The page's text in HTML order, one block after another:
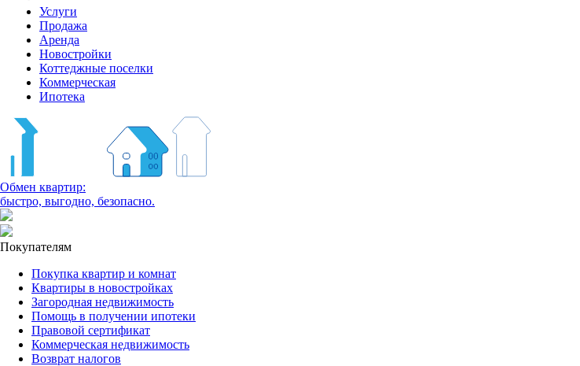
Услуги
Продажа
Аренда
Новостройки
Коттеджные поселки
Коммерческая
Ипотека
Обмен квартир:
быстро, выгодно, безопасно.
Покупателям
Покупка квартир и комнат
Квартиры в новостройках
Загородная недвижимость
Помощь в получении ипотеки
Правовой сертификат
Коммерческая недвижимость
Возврат налогов